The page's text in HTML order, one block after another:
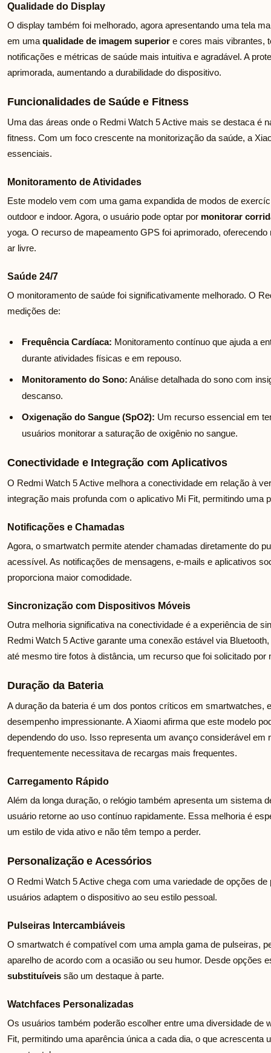
Qualidade do Display
O display também foi melhorado, agora apresentando uma tela
em uma qualidade de imagem superior e cores mais vibrantes,
notificações e métricas de saúde mais intuitiva e agradável. A
aprimorada, aumentando a durabilidade do dispositivo.
Funcionalidades de Saúde e Fitness
Uma das áreas onde o Redmi Watch 5 Active mais se destaca é
fitness. Com um foco crescente na monitorização da saúde, a
essenciais.
Monitoramento de Atividades
Este modelo vem com uma gama expandida de modos de
outdoor e indoor. Agora, o usuário pode optar por monitorar
yoga. O recurso de mapeamento GPS foi aprimorado,
ar livre.
Saúde 24/7
O monitoramento de saúde foi significativamente melhorado. O
medições de:
Frequência Cardíaca: Monitoramento contínuo que ajuda a
durante atividades físicas e em repouso.
Monitoramento do Sono: Análise detalhada do sono com
descanso.
Oxigenação do Sangue (SpO2): Um recurso essencial em
usuários monitorar a saturação de oxigênio no sangue.
Conectividade e Integração com Aplicativos
O Redmi Watch 5 Active melhora a conectividade em relação à
integração mais profunda com o aplicativo Mi Fit, permitindo uma
Notificações e Chamadas
Agora, o smartwatch permite atender chamadas diretamente do
acessível. As notificações de mensagens, e-mails e aplicativos
proporciona maior comodidade.
Sincronização com Dispositivos Móveis
Outra melhoria significativa na conectividade é a experiência de
Redmi Watch 5 Active garante uma conexão estável via
até mesmo tire fotos à distância, um recurso que foi solicitado por
Duração da Bateria
A duração da bateria é um dos pontos críticos em smartwatches,
desempenho impressionante. A Xiaomi afirma que este modelo
dependendo do uso. Isso representa um avanço considerável em
frequentemente necessitava de recargas mais frequentes.
Carregamento Rápido
Além da longa duração, o relógio também apresenta um sistema
usuário retorne ao uso contínuo rapidamente. Essa melhoria é
um estilo de vida ativo e não têm tempo a perder.
Personalização e Acessórios
O Redmi Watch 5 Active chega com uma variedade de opções
usuários adaptem o dispositivo ao seu estilo pessoal.
Pulseiras Intercambiáveis
O smartwatch é compatível com uma ampla gama de pulseiras,
aparelho de acordo com a ocasião ou seu humor. Desde opções
substituíveis são um destaque à parte.
Watchfaces Personalizadas
Os usuários também poderão escolher entre uma diversidade de
Fit, permitindo uma aparência única a cada dia, o que acrescenta